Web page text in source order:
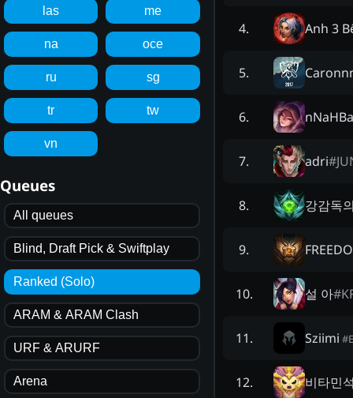
las me
na oce
ru sg
tr tw
vn
Queues
All queues
Blind, Draft Pick & Swiftplay
Ranked (Solo)
ARAM & ARAM Clash
URF & ARURF
Arena
4. Anh 3
5.
6.
7. adri#
8. 강감독
9.
10. 설 아#
11. Sziimi #
12. 비타민